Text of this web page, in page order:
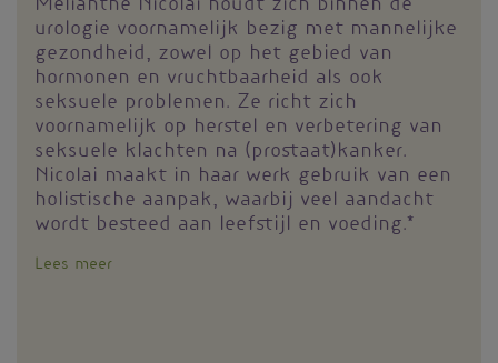
Melianthe Nicolai houdt zich binnen de
urologie voornamelijk bezig met mannelijke
gezondheid, zowel op het gebied van
hormonen en vruchtbaarheid als ook
seksuele problemen. Ze richt zich
voornamelijk op herstel en verbetering van
seksuele klachten na (prostaat)kanker.
Nicolai maakt in haar werk gebruik van een
holistische aanpak, waarbij veel aandacht
wordt besteed aan leefstijl en voeding.*
Lees meer